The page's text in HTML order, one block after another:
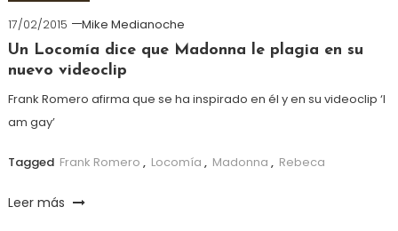
17/02/2015
Mike Medianoche
Un Locomía dice que Madonna le plagia en su
nuevo videoclip
Frank Romero afirma que se ha inspirado en él y en su videoclip ‘I
am gay’
Tagged Frank Romero , Locomía , Madonna , Rebeca
Leer más